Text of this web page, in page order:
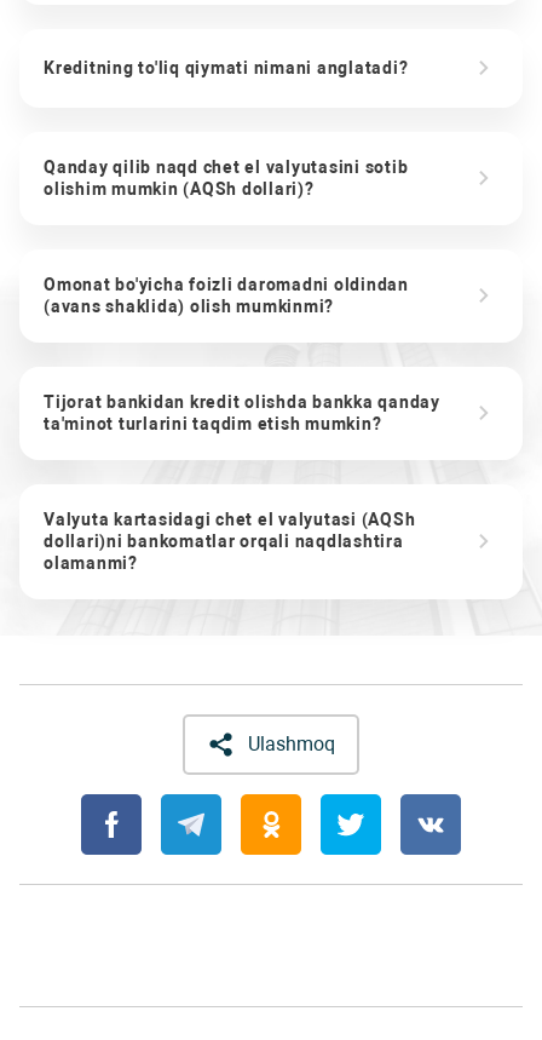
Kreditning to'liq qiymati nimani anglatadi?
Qanday qilib naqd chet el valyutasini sotib
olishim mumkin (AQSh dollari)?
Omonat bo'yicha foizli daromadni oldindan
(avans shaklida) olish mumkinmi?
Tijorat bankidan kredit olishda bankka qanday
ta'minot turlarini taqdim etish mumkin?
Valyuta kartasidagi chet el valyutasi (AQSh
dollari)ni bankomatlar orqali naqdlashtira
olamanmi?
Ulashmoq